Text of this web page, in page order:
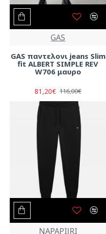
GAS
GAS παντελονι jeans Slim
fit ALBERT SIMPLE REV
W706 μαυρο
81,20€ 116,00€
NAPAPIJRI